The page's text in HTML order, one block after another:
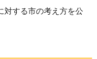
対する市の考え方を公